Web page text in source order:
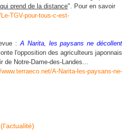
prend de la distance". Pour en savoir
TGV-pour-tous-c-est-
:A Narita, les paysans ne décollent
l'opposition des agriculteurs japonnais
de Notre-Dame-des-Landes...
www.terraeco.net/A-Narita-les-paysans-ne-